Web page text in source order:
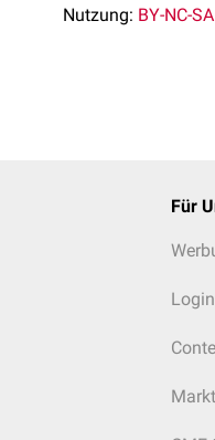
Nutzung: BY-NC-SA
Für